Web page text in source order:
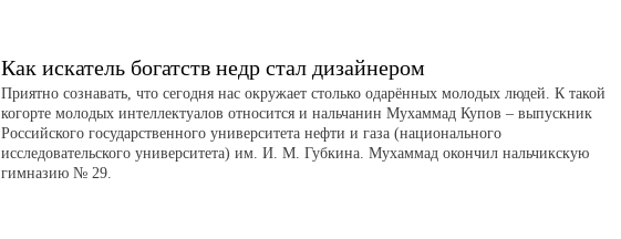
Как искатель богатств недр стал дизайнером
Приятно сознавать, что сегодня нас окружает столько одарённых молодых людей. К такой
когорте молодых интеллектуалов относится и нальчанин Мухаммад Купов – выпускник
Российского государственного университета нефти и газа (национального
исследовательского университета) им. И. М. Губкина. Мухаммад окончил нальчикскую
гимназию № 29.